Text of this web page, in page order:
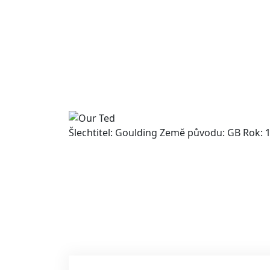
Šlechtitel: Goulding Země původu: GB Rok: